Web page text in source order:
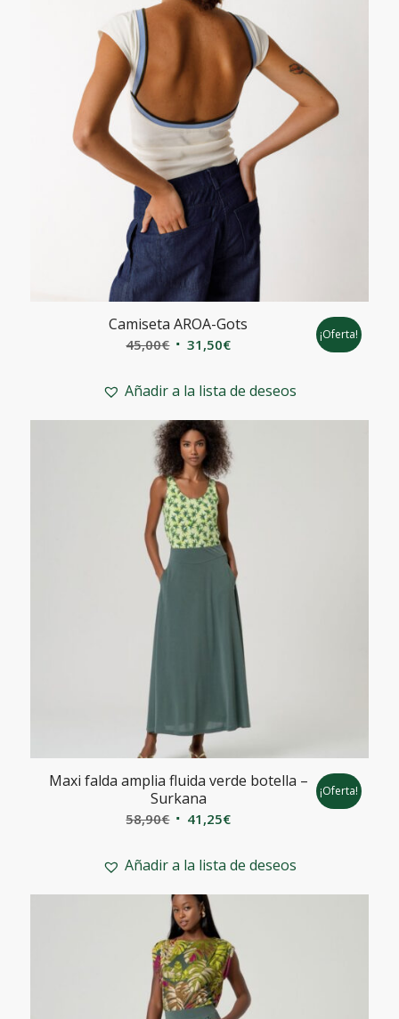
Camiseta AROA-Gots
45,00€ El
original
45,00€.
31,50€El
actual
¡Oferta!
Añadir a la lista de deseos
Maxi falda amplia fluida verde botella –
Surkana
58,90€ El
original
58,90€.
41,25€El
actual
¡Oferta!
Añadir a la lista de deseos